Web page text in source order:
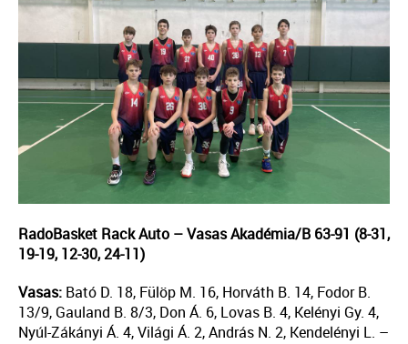
RadoBasket Rack Auto – Vasas Akadémia/B 63-91 (8-31,
19-19, 12-30, 24-11)
Vasas: Bató D. 18, Fülöp M. 16, Horváth B. 14, Fodor B.
13/9, Gauland B. 8/3, Don Á. 6, Lovas B. 4, Kelényi Gy. 4,
Nyúl-Zákányi Á. 4, Világi Á. 2, András N. 2, Kendelényi L. –